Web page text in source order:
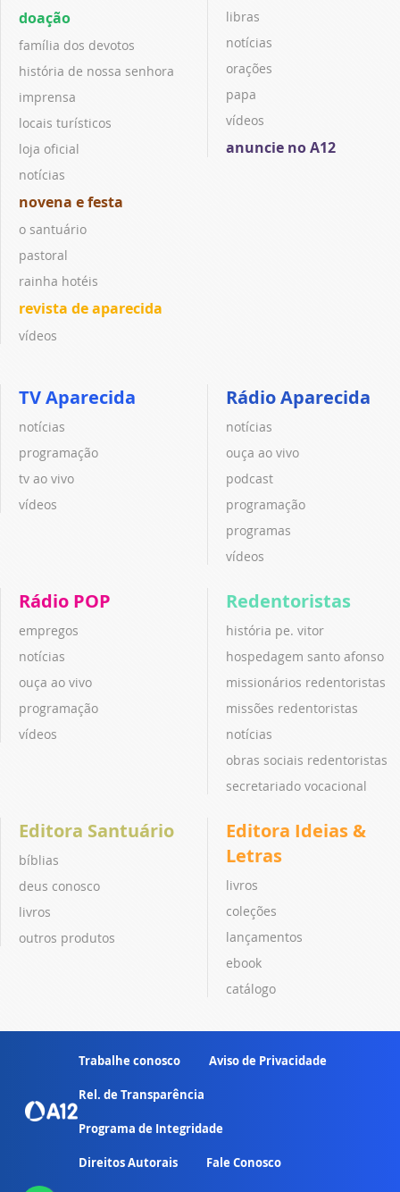
doação
família dos devotos
história de nossa senhora
imprensa
locais turísticos
loja oficial
notícias
novena e festa
o santuário
pastoral
rainha hotéis
revista de aparecida
vídeos
libras
notícias
orações
papa
vídeos
anuncie no A12
TV Aparecida
notícias
programação
tv ao vivo
vídeos
Rádio Aparecida
notícias
ouça ao vivo
podcast
programação
programas
vídeos
Rádio POP
empregos
notícias
ouça ao vivo
programação
vídeos
Redentoristas
história pe. vitor
hospedagem santo afonso
missionários redentoristas
missões redentoristas
notícias
obras sociais redentoristas
secretariado vocacional
Editora Santuário
bíblias
deus conosco
livros
outros produtos
Editora Ideias &
Letras
livros
coleções
lançamentos
ebook
catálogo
Trabalhe conosco Aviso de Privacidade
Rel. de Transparência
Programa de Integridade
Direitos Autorais Fale Conosco